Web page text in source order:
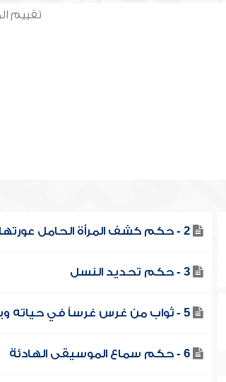
تقييم
2 - حكم كشف المرأة الحامل عورتها للطبيب
3 - حكم تحديد النسل
5 - ثواب من غرس غرساً في حياته وبعد وفاته
6 - حكم سماع الموسيقى الهادئة